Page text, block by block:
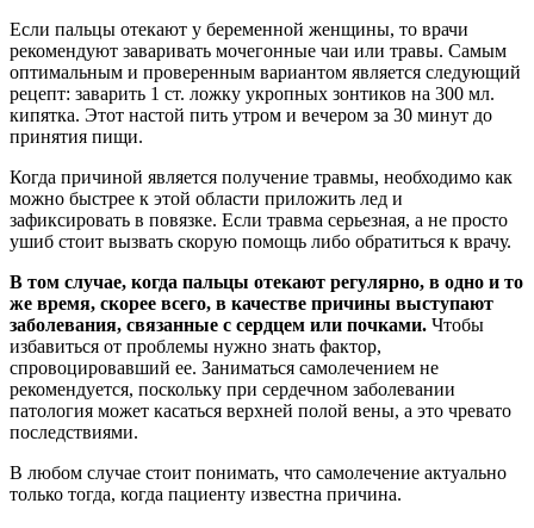
Если пальцы отекают у беременной женщины, то врачи
рекомендуют заваривать мочегонные чаи или травы. Самым
оптимальным и проверенным вариантом является следующий
рецепт: заварить 1 ст. ложку укропных зонтиков на 300 мл.
кипятка. Этот настой пить утром и вечером за 30 минут до
принятия пищи.
Когда причиной является получение травмы, необходимо как
можно быстрее к этой области приложить лед и
зафиксировать в повязке. Если травма серьезная, а не просто
ушиб стоит вызвать скорую помощь либо обратиться к врачу.
В том случае, когда пальцы отекают регулярно, в одно и то
же время, скорее всего, в качестве причины выступают
заболевания, связанные с сердцем или почками. Чтобы
избавиться от проблемы нужно знать фактор,
спровоцировавший ее. Заниматься самолечением не
рекомендуется, поскольку при сердечном заболевании
патология может касаться верхней полой вены, а это чревато
последствиями.
В любом случае стоит понимать, что самолечение актуально
только тогда, когда пациенту известна причина.